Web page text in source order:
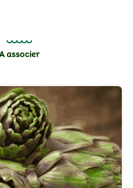
associer